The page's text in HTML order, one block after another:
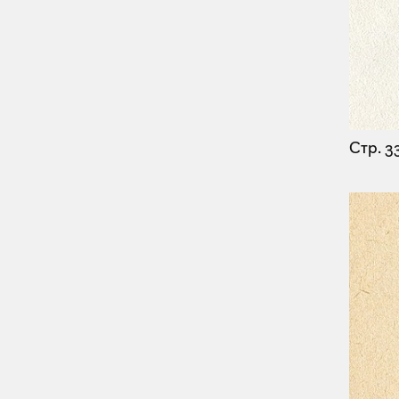
Стр.